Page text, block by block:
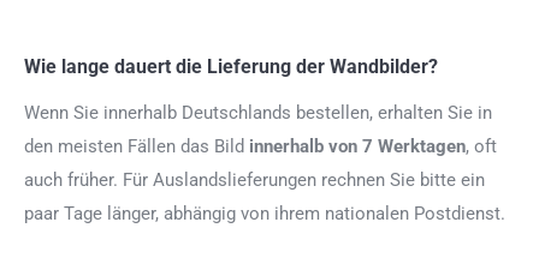
Wie lange dauert die Lieferung der Wandbilder?
Wenn Sie innerhalb Deutschlands bestellen, erhalten Sie in
den meisten Fällen das Bild innerhalb von 7 Werktagen, oft
auch früher. Für Auslandslieferungen rechnen Sie bitte ein
paar Tage länger, abhängig von ihrem nationalen Postdienst.